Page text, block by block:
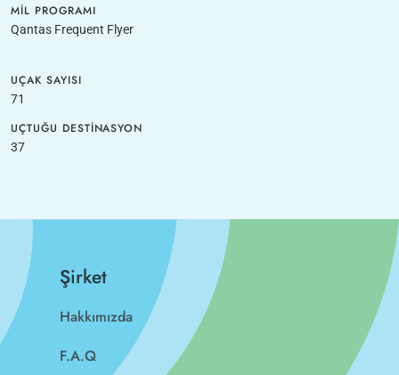
MIL PROGRAMI
Qantas Frequent Flyer
UÇAK SAYISI
71
UÇTUĞU DESTINASYON
37
Şirket
Hakkımızda
F.A.Q